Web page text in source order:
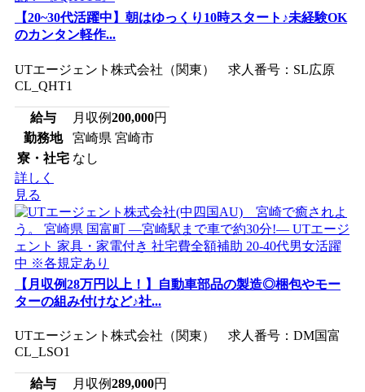
【20~30代活躍中】朝はゆっくり10時スタート♪未経験OK
のカンタン軽作...
UTエージェント株式会社（関東） 求人番号：SL広原
CL_QHT1
給与 月収例200,000円
勤務地
宮崎県 宮崎市
寮・社宅 なし
詳しく
見る
【月収例28万円以上！】自動車部品の製造◎梱包やモー
ターの組み付けなど♪社...
UTエージェント株式会社（関東） 求人番号：DM国富
CL_LSO1
給与 月収例289,000円